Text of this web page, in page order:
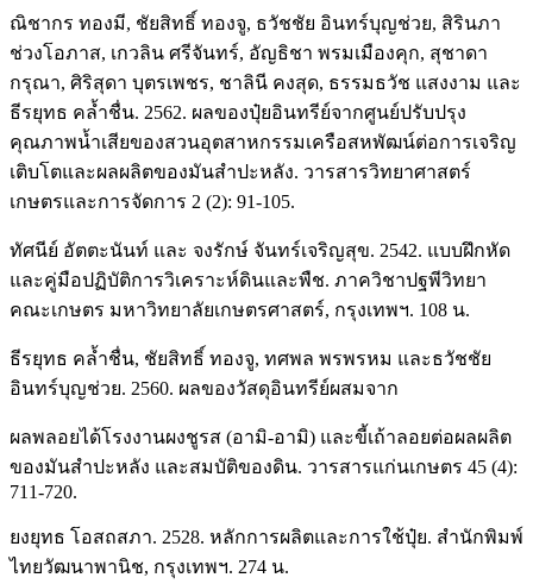
ณิชากร ทองมี, ชัยสิทธิ์ ทองจู, ธวัชชัย อินทร์บุญช่วย, สิรินภา
ช่วงโอภาส, เกวลิน ศรีจันทร์, อัญธิชา พรมเมืองคุก, สุชาดา
กรุณา, ศิริสุดา บุตรเพชร, ชาลินี คงสุด, ธรรมธวัช แสงงาม และ
ธีรยุทธ คล้ำชื่น. 2562. ผลของปุ๋ยอินทรีย์จากศูนย์ปรับปรุง
คุณภาพน้ำเสียของสวนอุตสาหกรรมเครือสหพัฒน์ต่อการเจริญ
เติบโตและผลผลิตของมันสำปะหลัง. วารสารวิทยาศาสตร์
เกษตรและการจัดการ 2 (2): 91-105.
ทัศนีย์ อัตตะนันท์ และ จงรักษ์ จันทร์เจริญสุข. 2542. แบบฝึกหัด
และคู่มือปฏิบัติการวิเคราะห์ดินและพืช. ภาควิชาปฐพีวิทยา
คณะเกษตร มหาวิทยาลัยเกษตรศาสตร์, กรุงเทพฯ. 108 น.
ธีรยุทธ คล้ำชื่น, ชัยสิทธิ์ ทองจู, ทศพล พรพรหม และธวัชชัย
อินทร์บุญช่วย. 2560. ผลของวัสดุอินทรีย์ผสมจาก
ผลพลอยได้โรงงานผงชูรส (อามิ-อามิ) และขี้เถ้าลอยต่อผลผลิต
ของมันสำปะหลัง และสมบัติของดิน. วารสารแก่นเกษตร 45 (4):
711-720.
ยงยุทธ โอสถสภา. 2528. หลักการผลิตและการใช้ปุ๋ย. สำนักพิมพ์
ไทยวัฒนาพานิช, กรุงเทพฯ. 274 น.